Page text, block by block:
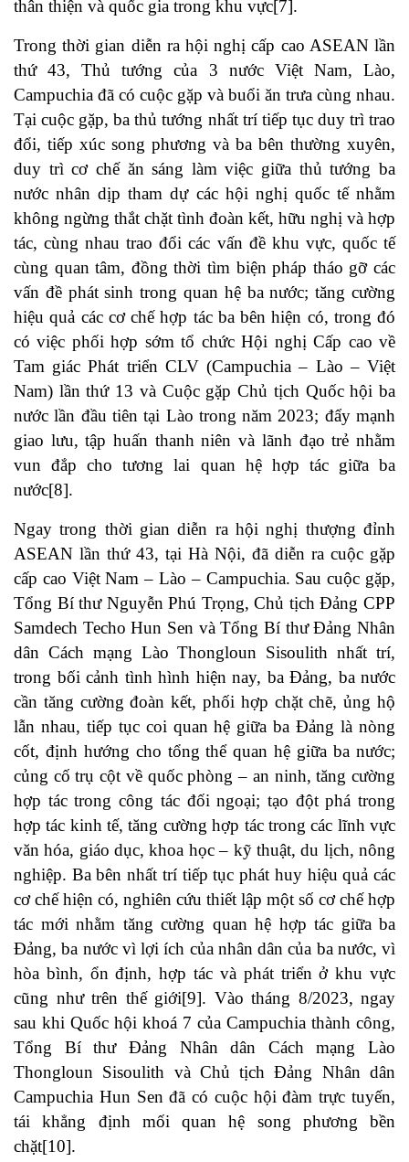
thân thiện và quốc gia trong khu vực[7].
Trong thời gian diễn ra hội nghị cấp cao ASEAN lần
thứ 43, Thủ tướng của 3 nước Việt Nam, Lào,
Campuchia đã có cuộc gặp và buổi ăn trưa cùng nhau.
Tại cuộc gặp, ba thủ tướng nhất trí tiếp tục duy trì trao
đổi, tiếp xúc song phương và ba bên thường xuyên,
duy trì cơ chế ăn sáng làm việc giữa thủ tướng ba
nước nhân dịp tham dự các hội nghị quốc tế nhằm
không ngừng thắt chặt tình đoàn kết, hữu nghị và hợp
tác, cùng nhau trao đổi các vấn đề khu vực, quốc tế
cùng quan tâm, đồng thời tìm biện pháp tháo gỡ các
vấn đề phát sinh trong quan hệ ba nước; tăng cường
hiệu quả các cơ chế hợp tác ba bên hiện có, trong đó
có việc phối hợp sớm tổ chức Hội nghị Cấp cao về
Tam giác Phát triển CLV (Campuchia – Lào – Việt
Nam) lần thứ 13 và Cuộc gặp Chủ tịch Quốc hội ba
nước lần đầu tiên tại Lào trong năm 2023; đẩy mạnh
giao lưu, tập huấn thanh niên và lãnh đạo trẻ nhằm
vun đắp cho tương lai quan hệ hợp tác giữa ba
nước[8].
Ngay trong thời gian diễn ra hội nghị thượng đỉnh
ASEAN lần thứ 43, tại Hà Nội, đã diễn ra cuộc gặp
cấp cao Việt Nam – Lào – Campuchia. Sau cuộc gặp,
Tổng Bí thư Nguyễn Phú Trọng, Chủ tịch Đảng CPP
Samdech Techo Hun Sen và Tổng Bí thư Đảng Nhân
dân Cách mạng Lào Thongloun Sisoulith nhất trí,
trong bối cảnh tình hình hiện nay, ba Đảng, ba nước
cần tăng cường đoàn kết, phối hợp chặt chẽ, ủng hộ
lẫn nhau, tiếp tục coi quan hệ giữa ba Đảng là nòng
cốt, định hướng cho tổng thể quan hệ giữa ba nước;
củng cố trụ cột về quốc phòng – an ninh, tăng cường
hợp tác trong công tác đối ngoại; tạo đột phá trong
hợp tác kinh tế, tăng cường hợp tác trong các lĩnh vực
văn hóa, giáo dục, khoa học – kỹ thuật, du lịch, nông
nghiệp. Ba bên nhất trí tiếp tục phát huy hiệu quả các
cơ chế hiện có, nghiên cứu thiết lập một số cơ chế hợp
tác mới nhằm tăng cường quan hệ hợp tác giữa ba
Đảng, ba nước vì lợi ích của nhân dân của ba nước, vì
hòa bình, ổn định, hợp tác và phát triển ở khu vực
cũng như trên thế giới[9]. Vào tháng 8/2023, ngay
sau khi Quốc hội khoá 7 của Campuchia thành công,
Tổng Bí thư Đảng Nhân dân Cách mạng Lào
Thongloun Sisoulith và Chủ tịch Đảng Nhân dân
Campuchia Hun Sen đã có cuộc hội đàm trực tuyến,
tái khẳng định mối quan hệ song phương bền
chặt[10].